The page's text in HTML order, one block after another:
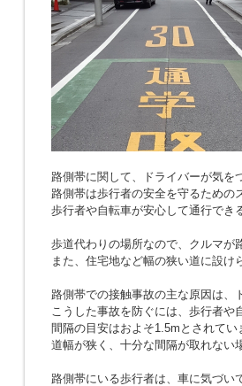
路側帯に関して、ドライバーが気を
路側帯は歩行者の安全を守るための
歩行者や自転車が安心して通行でき
歩道代わりの場所なので、クルマが
また、住宅地など幅の狭い道に設
路側帯での接触事故の主な原因は、
こうした事故を防ぐには、歩行者や
間隔の目安はおよそ1.5mとされてい
道幅が狭く、十分な間隔が取れない
路側帯にいる歩行者は、車に気づい